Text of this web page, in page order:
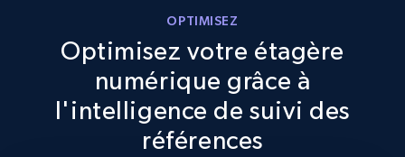
TikTok Shop
URL, Title, Available, Description, Currency, Initial
price, Final price, Discount percent, and more.
OPTIMISEZ
Optimisez votre étagère
numérique grâce à
l'intelligence de suivi des
références